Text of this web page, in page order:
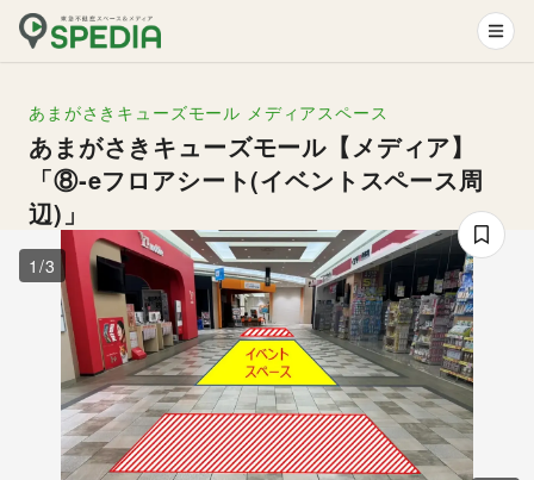
あまがさきキューズモール メディアスペース
あまがさきキューズモール【メディア】
「⑧‐eフロアシート(イベントスペース周
辺)」
1 /3